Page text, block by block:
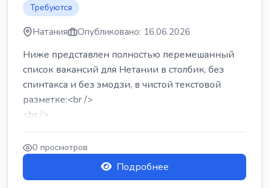
Требуются
Натания Опубликовано: 16.06.2026
Ниже представлен полностью перемешанный
список вакансий для Нетании в столбик, без
спинтакса и без эмодзи, в чистой текстовой
разметке:<br />
<br />
Работа в Нетании на мебельном производстве:
требу...
0 просмотров
Подробнее